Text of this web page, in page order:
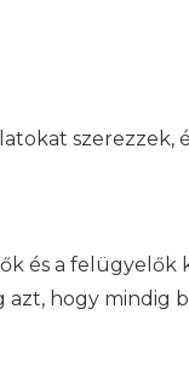
szerezzek,
és a
hogy mindig